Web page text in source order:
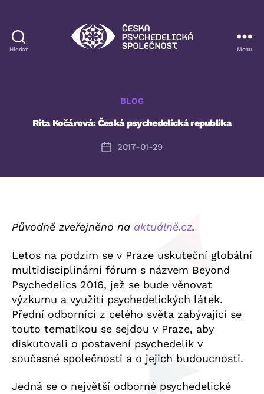
Hledat Menu
Rubriky
BLOG
Rita Kočárová: Česká psychedelická republika
Datum
2017-01-29
Původně zveřejněno na aktuálně.cz.
Letos na podzim se v Praze uskuteční globální
multidisciplinární fórum s názvem Beyond
Psychedelics 2016, jež se bude věnovat
výzkumu a využití psychedelických látek.
Přední odborníci z celého světa zabývající se
touto tematikou se sejdou v Praze, aby
diskutovali o postavení psychedelik v
současné společnosti a o jejich budoucnosti.
Jedná se o největší odborné psychedelické